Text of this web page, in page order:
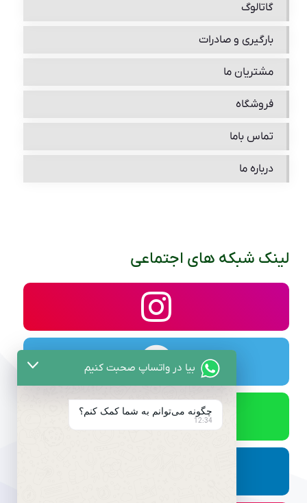
گاتالوگ
بارگیری و صادرات
مشتریان ما
فروشگاه
تماس باما
درباره ما
لینک شبکه های اجتماعی
بیا در واتساپ صحبت کنیم
چگونه می‌توانم به شما کمک کنم؟
12:34